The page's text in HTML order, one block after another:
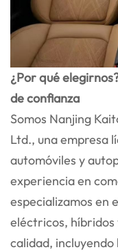
¿Por qué
de confianza
Somos Nanjing
Ltd., una empresa
automóviles y
experiencia en
especializamos en
eléctricos, híbridos
calidad,